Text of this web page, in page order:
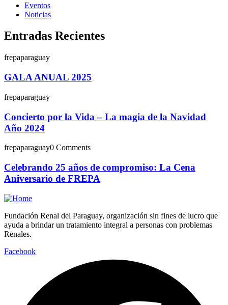
Eventos
Noticias
Entradas Recientes
frepaparaguay
GALA ANUAL 2025
frepaparaguay
Concierto por la Vida – La magia de la Navidad
Año 2024
frepaparaguay0 Comments
Celebrando 25 años de compromiso: La Cena
Aniversario de FREPA
Fundación Renal del Paraguay, organización sin fines de lucro que
ayuda a brindar un tratamiento integral a personas con problemas
Renales.
Facebook